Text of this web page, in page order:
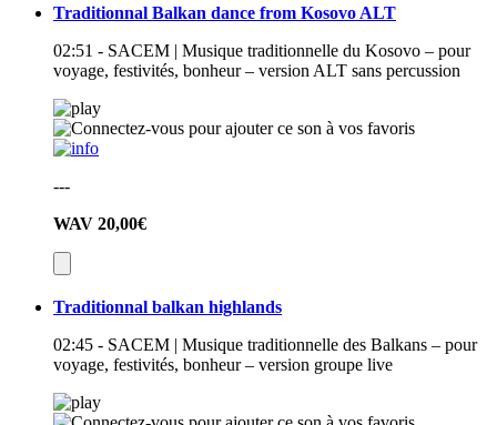
Traditionnal Balkan dance from Kosovo ALT
02:51 - SACEM | Musique traditionnelle du Kosovo – pour
voyage, festivités, bonheur – version ALT sans percussion
---
WAV 20,00€
Traditionnal balkan highlands
02:45 - SACEM | Musique traditionnelle des Balkans – pour
voyage, festivités, bonheur – version groupe live